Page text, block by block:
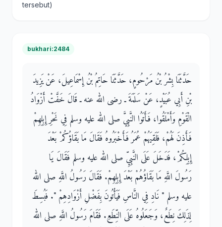
tersebut)
bukhari:2484
حَدَّثَنَا بِشْرُ بْنُ مَرْحُومٍ، حَدَّثَنَا حَاتِمُ بْنُ إِسْمَاعِيلَ، عَنْ يَزِيدَ
بْنِ أَبِي عُبَيْدٍ، عَنْ سَلَمَةَ ـ رضى الله عنه ـ قَالَ خَفَّتْ أَزْوَادُ
الْقَوْمِ وَأَمْلَقُوا، فَأَتَوُا النَّبِيَّ صلى الله عليه وسلم فِي نَحْرِ إِبِلِهِمْ
فَأَذِنَ لَهُمْ، فَلَقِيَهُمْ عُمَرُ فَأَخْبَرُوهُ فَقَالَ مَا بَقَاؤُكُمْ بَعْدَ
إِبِلِكُمْ، فَدَخَلَ عَلَى النَّبِيِّ صلى الله عليه وسلم فَقَالَ يَا
رَسُولَ اللَّهِ مَا بَقَاؤُهُمْ بَعْدَ إِبِلِهِمْ‏.‏ فَقَالَ رَسُولُ اللَّهِ صلى الله
عليه وسلم ‏"‏ نَادِ فِي النَّاسِ فَيَأْتُونَ بِفَضْلِ أَزْوَادِهِمْ ‏"‏‏.‏ فَبُسِطَ
لِذَلِكَ نِطَعٌ، وَجَعَلُوهُ عَلَى النِّطَعِ‏.‏ فَقَامَ رَسُولُ اللَّهِ صلى الله